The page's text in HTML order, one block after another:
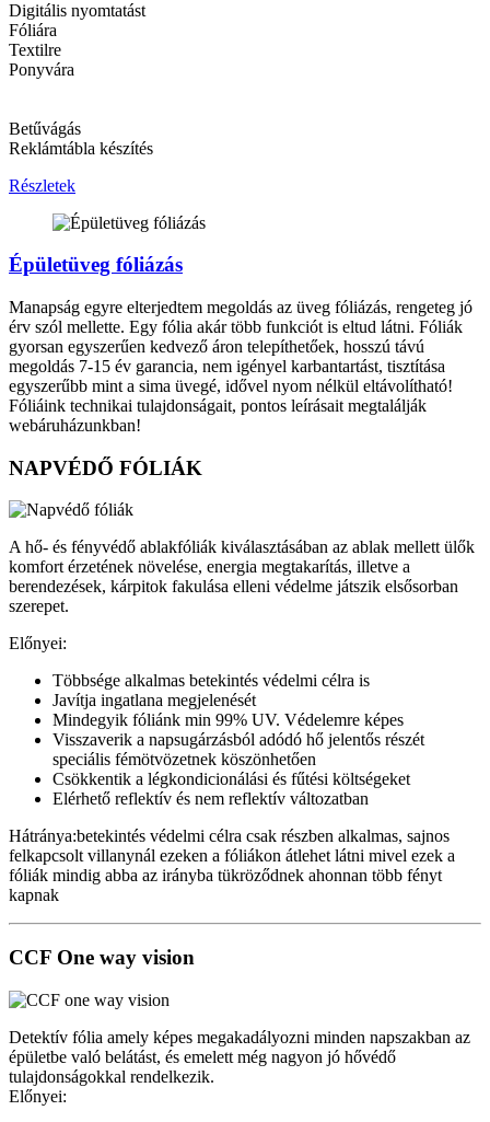
Digitális nyomtatást
Fóliára
Textilre
Ponyvára
Betűvágás
Reklámtábla készítés
Részletek
Épületüveg fóliázás
Manapság egyre elterjedtem megoldás az üveg fóliázás, rengeteg jó
érv szól mellette. Egy fólia akár több funkciót is eltud látni. Fóliák
gyorsan egyszerűen kedvező áron telepíthetőek, hosszú távú
megoldás 7-15 év garancia, nem igényel karbantartást, tisztítása
egyszerűbb mint a sima üvegé, idővel nyom nélkül eltávolítható!
Fóliáink technikai tulajdonságait, pontos leírásait megtalálják
webáruházunkban!
NAPVÉDŐ FÓLIÁK
A hő- és fényvédő ablakfóliák kiválasztásában az ablak mellett ülők
komfort érzetének növelése, energia megtakarítás, illetve a
berendezések, kárpitok fakulása elleni védelme játszik elsősorban
szerepet.
Előnyei:
Többsége alkalmas betekintés védelmi célra is
Javítja ingatlana megjelenését
Mindegyik fóliánk min 99% UV. Védelemre képes
Visszaverik a napsugárzásból adódó hő jelentős részét
speciális fémötvözetnek köszönhetően
Csökkentik a légkondicionálási és fűtési költségeket
Elérhető reflektív és nem reflektív változatban
Hátránya:betekintés védelmi célra csak részben alkalmas, sajnos
felkapcsolt villanynál ezeken a fóliákon átlehet látni mivel ezek a
fóliák mindig abba az irányba tükröződnek ahonnan több fényt
kapnak
CCF One way vision
Detektív fólia amely képes megakadályozni minden napszakban az
épületbe való belátást, és emelett még nagyon jó hővédő
tulajdonságokkal rendelkezik.
Előnyei: